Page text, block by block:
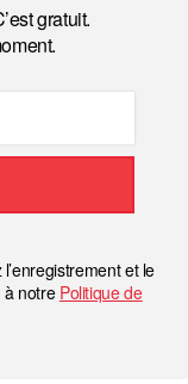
gratuit.
et le
à notre Politique de